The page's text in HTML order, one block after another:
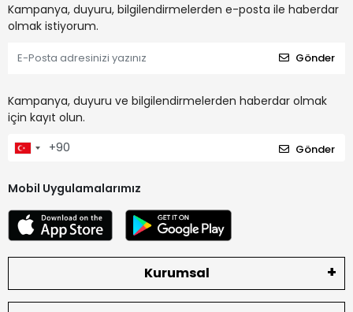
Kampanya, duyuru, bilgilendirmelerden e-posta ile haberdar
olmak istiyorum.
Gönder
Kampanya, duyuru ve bilgilendirmelerden haberdar olmak
için kayıt olun.
Gönder
Mobil Uygulamalarımız
Kurumsal